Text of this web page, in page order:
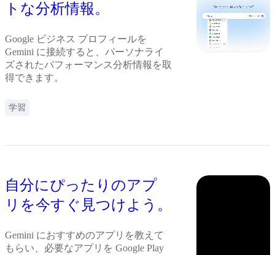
トな分析情報。
Google ビジネス プロフィールを
Gemini に接続すると、パーソナライ
ズされたパフォーマンス分析情報を取
得できます。
学習
自分にぴったりのアプ
リを今すぐ見つけよう。
Gemini におすすめのアプリを教えて
もらい、必要なアプリを Google Play